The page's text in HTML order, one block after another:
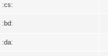
:cs:
:bd:
:da: